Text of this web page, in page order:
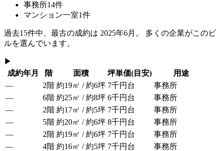
事務所14件
マンション一室1件
過去15件中、最古の成約は 2025年6月 。 多くの企業がこのビ
ルを選んでいます。
▶
成約年月
階 面積 坪単価(目安)
用途
—
2階 約19㎡ / 約6坪 7千円台
事務所
—
6階 約25㎡ / 約8坪 6千円台
事務所
—
2階 約17㎡ / 約5坪 7千円台
事務所
—
5階 約20㎡ / 約6坪 8千円台
事務所
—
2階 約19㎡ / 約6坪 7千円台
事務所
—
4階 約16㎡ / 約5坪 7千円台
事務所